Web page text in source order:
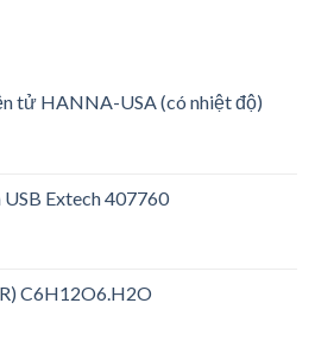
tử HANNA-USA (có nhiệt độ)
Extech 407760
C6H12O6.H2O